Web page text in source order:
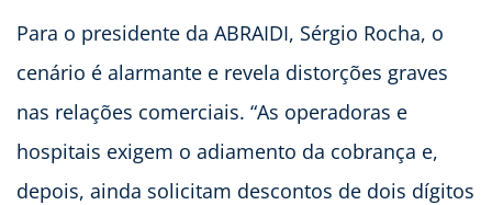
Para o presidente da ABRAIDI, Sérgio Rocha, o
cenário é alarmante e revela distorções graves
nas relações comerciais. “As operadoras e
hospitais exigem o adiamento da cobrança e,
depois, ainda solicitam descontos de dois dígitos